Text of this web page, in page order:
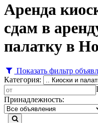
Аренда
сдам в
палатку в
Показать фильтр
Категория:
Принадлежность: